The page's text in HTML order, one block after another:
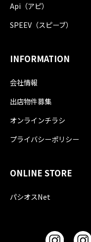
Api（アピ）
SPEEV（スピーブ）
INFORMATION
会社情報
出店物件募集
オンラインチラシ
プライバシーポリシー
ONLINE STORE
パシオスNet